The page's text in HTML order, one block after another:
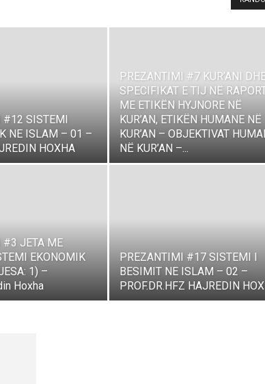
#12 SISTEMI
NE ISLAM – 01 –
HOXHA
PREZANTIMI #7 KUR’ANI
SPECIFIKAT E TIJ NË
ME ETIKËN HYJNORE NË
KUR’AN, ETIKËN HUMANE NË
KUR’AN – OBJEKTIVAT
NË KUR’AN –...
#3 JETA ME
EKONOMIK
1) –
Hoxha
PREZANTIMI #17 SISTEMI I
BESIMIT NE ISLAM – 02 –
PROF.DR.HFZ HAJREDIN